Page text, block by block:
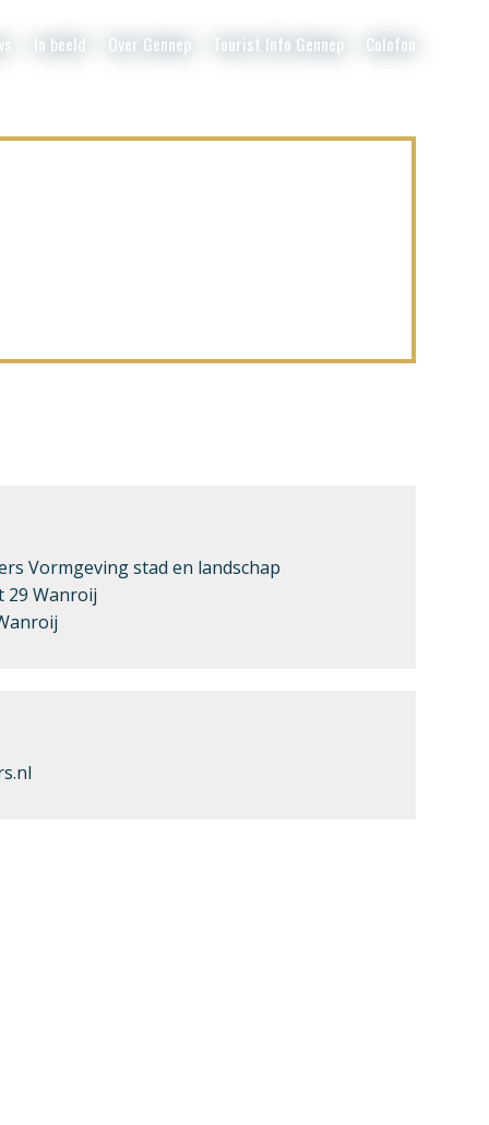
In beeld Over Gennep Tourist Info Gennep Colofon
Vormgeving stad en landschap
29 Wanroij